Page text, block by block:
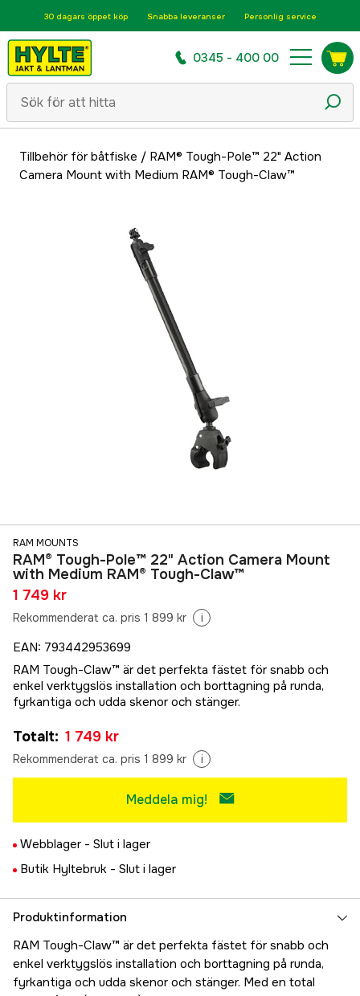
30 dagars öppet köp Snabba leveranser Personlig service
0345 - 400 00
Tillbehör för båtfiske / RAM® Tough-Pole™ 22" Action
Camera Mount with Medium RAM® Tough-Claw™
RAM MOUNTS
RAM® Tough-Pole™ 22" Action Camera Mount
with Medium RAM® Tough-Claw™
1 749 kr
Rekommenderat ca. pris 1 899 kr i
EAN: 793442953699
RAM Tough-Claw™ är det perfekta fästet för snabb och
enkel verktygslös installation och borttagning på runda,
fyrkantiga och udda skenor och stänger.
Totalt: 1 749 kr
Rekommenderat ca. pris 1 899 kr i
Meddela mig!
Webblager - Slut i lager
Butik Hyltebruk - Slut i lager
Produktinformation
RAM Tough-Claw™ är det perfekta fästet för snabb och
enkel verktygslös installation och borttagning på runda,
fyrkantiga och udda skenor och stänger. Med en total